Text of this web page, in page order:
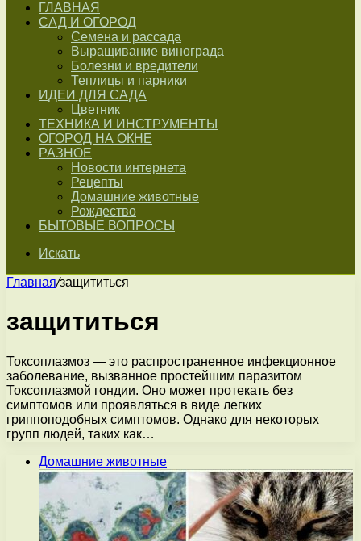
ГЛАВНАЯ
САД И ОГОРОД
Семена и рассада
Выращивание винограда
Болезни и вредители
Теплицы и парники
ИДЕИ ДЛЯ САДА
Цветник
ТЕХНИКА И ИНСТРУМЕНТЫ
ОГОРОД НА ОКНЕ
РАЗНОЕ
Новости интернета
Рецепты
Домашние животные
Рождество
БЫТОВЫЕ ВОПРОСЫ
Искать
Главная/защититься
защититься
Токсоплазмоз — это распространенное инфекционное
заболевание, вызванное простейшим паразитом
Токсоплазмой гондии. Оно может протекать без
симптомов или проявляться в виде легких
гриппоподобных симптомов. Однако для некоторых
групп людей, таких как…
Домашние животные